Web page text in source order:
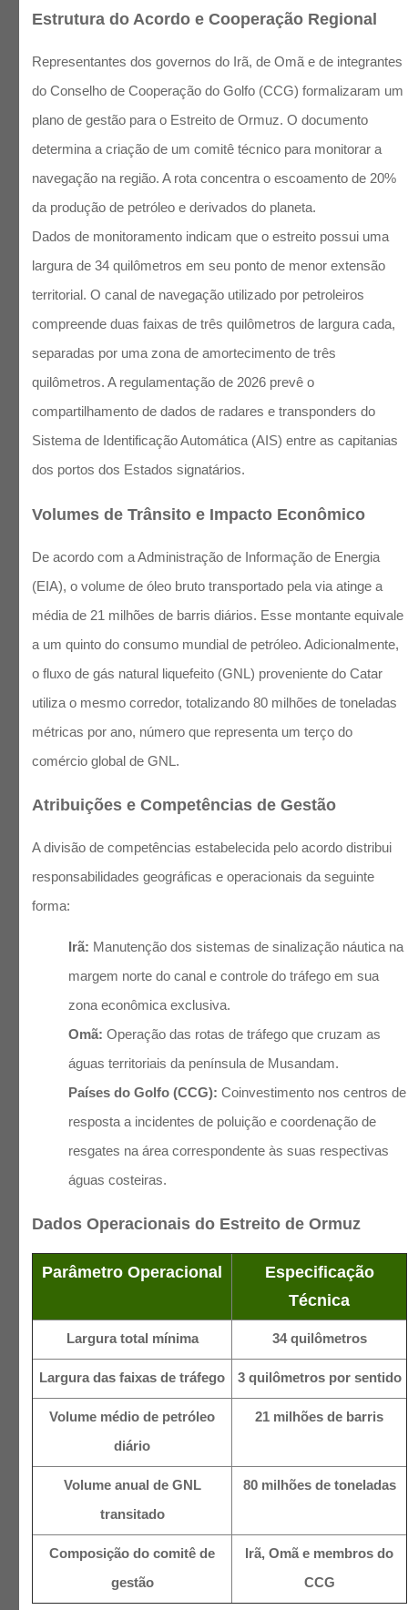
Estrutura do Acordo e Cooperação Regional
Representantes dos governos do Irã, de Omã e de integrantes
do Conselho de Cooperação do Golfo (CCG) formalizaram um
plano de gestão para o Estreito de Ormuz. O documento
determina a criação de um comitê técnico para monitorar a
navegação na região. A rota concentra o escoamento de 20%
da produção de petróleo e derivados do planeta.
Dados de monitoramento indicam que o estreito possui uma
largura de 34 quilômetros em seu ponto de menor extensão
territorial. O canal de navegação utilizado por petroleiros
compreende duas faixas de três quilômetros de largura cada,
separadas por uma zona de amortecimento de três
quilômetros. A regulamentação de 2026 prevê o
compartilhamento de dados de radares e transponders do
Sistema de Identificação Automática (AIS) entre as capitanias
dos portos dos Estados signatários.
Volumes de Trânsito e Impacto Econômico
De acordo com a Administração de Informação de Energia
(EIA), o volume de óleo bruto transportado pela via atinge a
média de 21 milhões de barris diários. Esse montante equivale
a um quinto do consumo mundial de petróleo. Adicionalmente,
o fluxo de gás natural liquefeito (GNL) proveniente do Catar
utiliza o mesmo corredor, totalizando 80 milhões de toneladas
métricas por ano, número que representa um terço do
comércio global de GNL.
Atribuições e Competências de Gestão
A divisão de competências estabelecida pelo acordo distribui
responsabilidades geográficas e operacionais da seguinte
forma:
Irã: Manutenção dos sistemas de sinalização náutica na
margem norte do canal e controle do tráfego em sua
zona econômica exclusiva.
Omã: Operação das rotas de tráfego que cruzam as
águas territoriais da península de Musandam.
Países do Golfo (CCG): Coinvestimento nos centros de
resposta a incidentes de poluição e coordenação de
resgates na área correspondente às suas respectivas
águas costeiras.
Dados Operacionais do Estreito de Ormuz
Parâmetro Operacional
Especificação
Técnica
Largura total mínima 34 quilômetros
Largura das faixas de tráfego 3 quilômetros por sentido
Volume médio de petróleo
diário
21 milhões de barris
Volume anual de GNL
transitado
80 milhões de toneladas
Composição do comitê de
gestão
Irã, Omã e membros do
CCG